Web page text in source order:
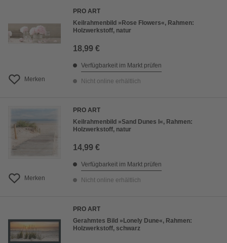
Merken
PRO ART
Keilrahmenbild »Rose Flowers«, Rahmen:
Holzwerkstoff, natur
18,99 €
Verfügbarkeit im Markt prüfen
Nicht online erhältlich
Merken
PRO ART
Keilrahmenbild »Sand Dunes I«, Rahmen:
Holzwerkstoff, natur
14,99 €
Verfügbarkeit im Markt prüfen
Nicht online erhältlich
PRO ART
Gerahmtes Bild »Lonely Dune«, Rahmen:
Holzwerkstoff, schwarz